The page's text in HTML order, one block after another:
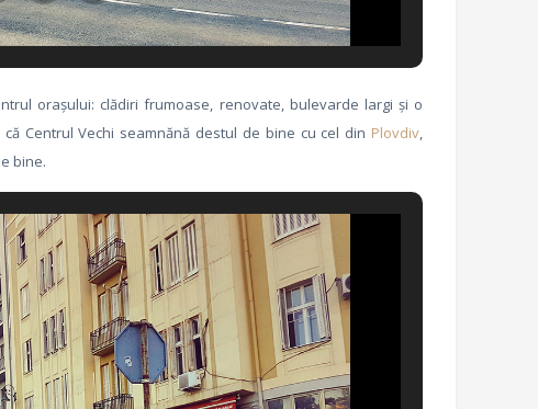
orașului: clădiri frumoase, renovate, bulevarde largi și o
Centrul Vechi seamnănă destul de bine cu cel din Plovdiv,
bine.